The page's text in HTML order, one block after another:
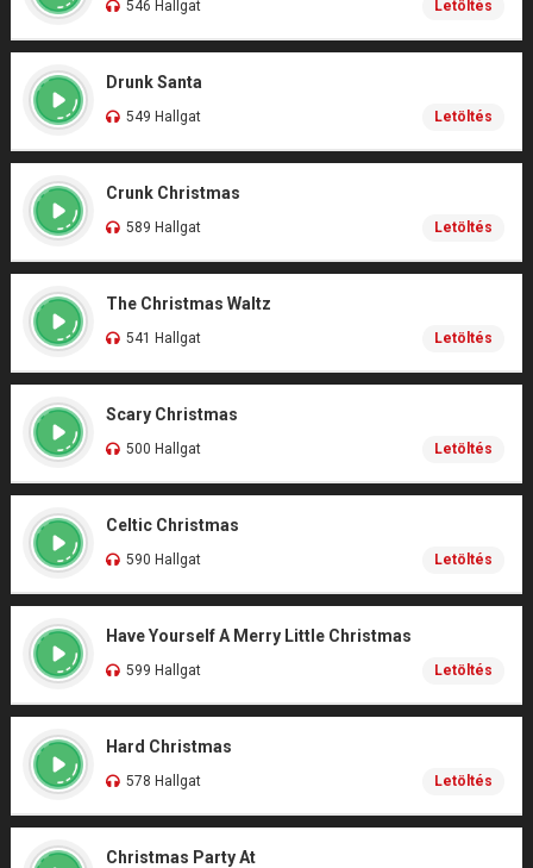
546 Hallgat Letöltés
Drunk Santa
549 Hallgat Letöltés
Crunk Christmas
589 Hallgat Letöltés
The Christmas Waltz
541 Hallgat Letöltés
Scary Christmas
500 Hallgat Letöltés
Celtic Christmas
590 Hallgat Letöltés
Have Yourself A Merry Little Christmas
599 Hallgat Letöltés
Hard Christmas
578 Hallgat Letöltés
Christmas Party At